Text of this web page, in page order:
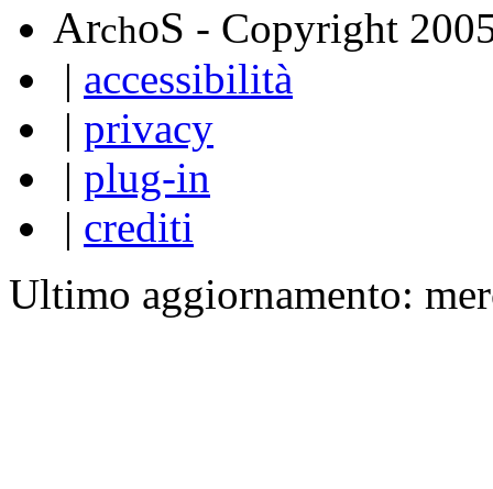
ArchoS - Copyright
| accessibilità
| privacy
| plug-in
| crediti
Ultimo aggiornamento: